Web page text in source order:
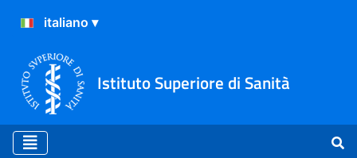
Istituto Superiore di Sanità